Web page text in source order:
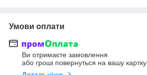
Умови оплати
Ви отримаєте замовлення
або гроші повернуться на вашу картку